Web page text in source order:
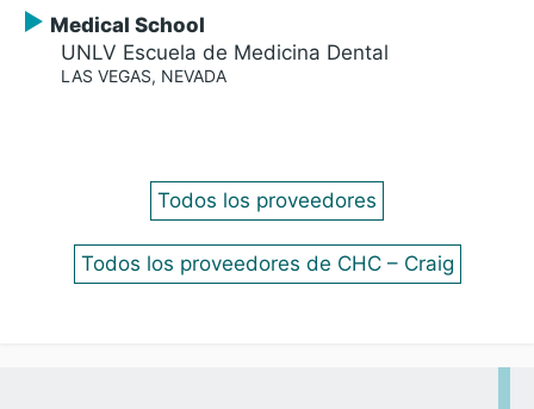
Medical School
UNLV Escuela de Medicina Dental
LAS VEGAS, NEVADA
Todos los proveedores
Todos los proveedores de CHC – Craig